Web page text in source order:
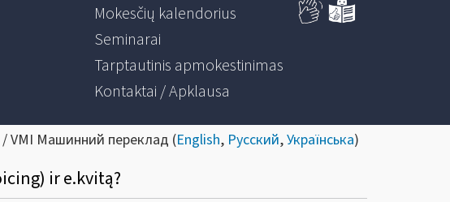
Mokesčių kalendorius
Seminarai
Tarptautinis apmokestinimas
Kontaktai / Apklausa
VMI Машинний переклад (English, Русский,Українська)
ir e.kvitą?